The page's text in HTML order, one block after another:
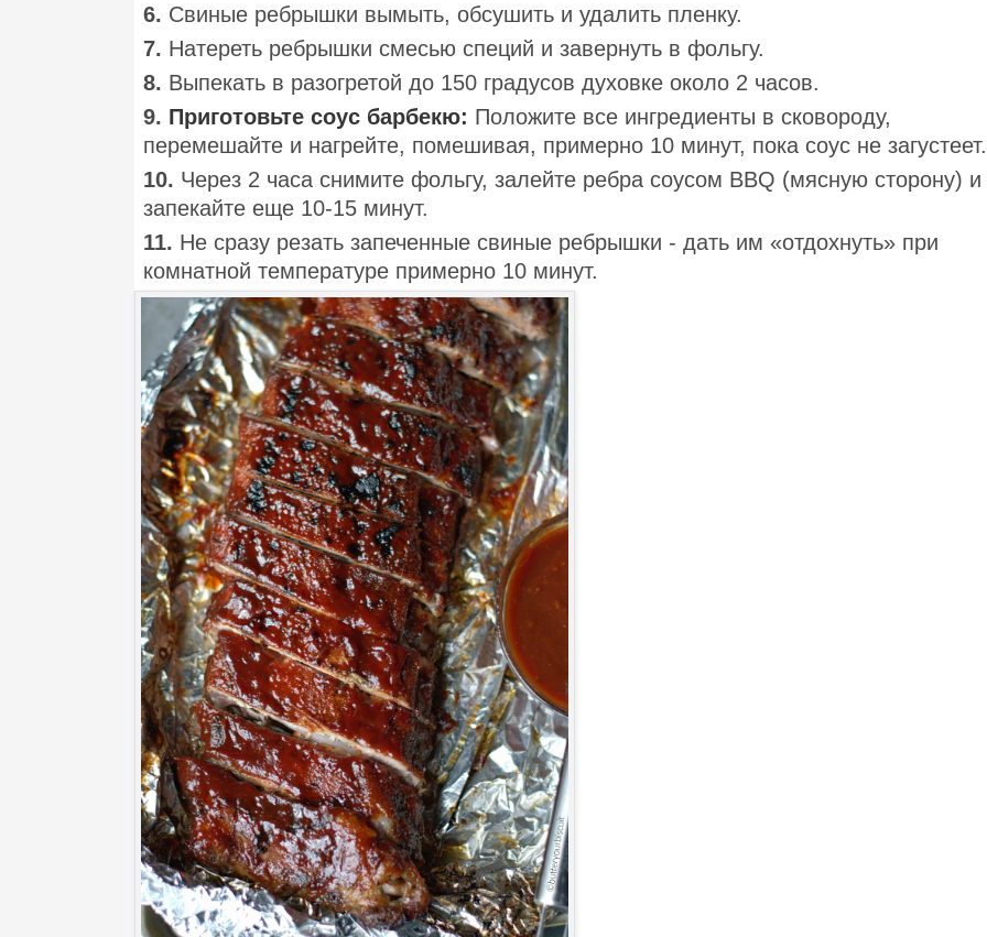
6. Свиные ребрышки вымыть, обсушить и удалить пленку.
7. Натереть ребрышки смесью специй и завернуть в фольгу.
8. Выпекать в разогретой до 150 градусов духовке около 2 часов.
9. Приготовьте соус барбекю: Положите все ингредиенты в сковороду,
перемешайте и нагрейте, помешивая, примерно 10 минут, пока соус не загустеет.
10. Через 2 часа снимите фольгу, залейте ребра соусом BBQ (мясную сторону) и
запекайте еще 10-15 минут.
11. Не сразу резать запеченные свиные ребрышки - дать им «отдохнуть» при
комнатной температуре примерно 10 минут.